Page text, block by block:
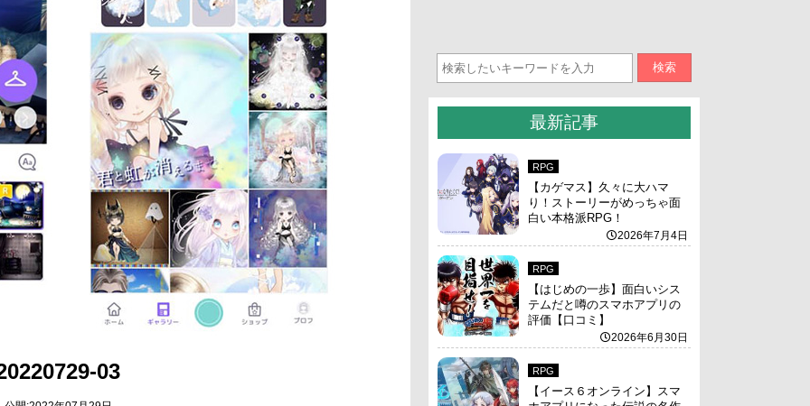
03
検索
最新記事
RPG
【カゲマス】久々に大ハマ
り！ストーリーがめっちゃ面
白い本格派RPG！
2026年7月4日
RPG
【はじめの一歩】面白いシス
テムだと噂のスマホアプリの
評価【口コミ】
2026年6月30日
RPG
【イース６オンライン】スマ